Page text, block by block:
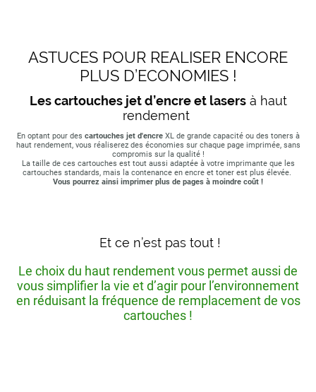
ASTUCES POUR REALISER ENCORE
PLUS D’ECONOMIES !
Les cartouches jet d’encre et lasersà haut
rendement
En optant pour des cartouches jet d'encreXL de grande capacité ou des toners à
haut rendement, vous réaliserez des économies sur chaque page imprimée, sans
compromis sur la qualité !
La taille de ces cartouches est tout aussi adaptée à votre imprimante que les
cartouches standards, mais la contenance en encre et toner est plus élevée.
Vous pourrez ainsi imprimer plus de pages à moindre coût !
Et ce n’est pas tout !
Le choix du haut rendement vous permet aussi de
vous simplifier la vie et d’agir pour l’environnement
en réduisant la fréquence de remplacement de vos
cartouches !